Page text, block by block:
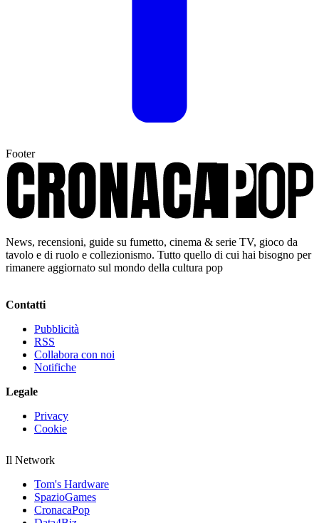
Footer
News, recensioni, guide su fumetto, cinema & serie TV, gioco da
tavolo e di ruolo e collezionismo. Tutto quello di cui hai bisogno per
rimanere aggiornato sul mondo della cultura pop
Contatti
Pubblicità
RSS
Collabora con noi
Notifiche
Legale
Privacy
Cookie
Il Network
Tom's Hardware
SpazioGames
CronacaPop